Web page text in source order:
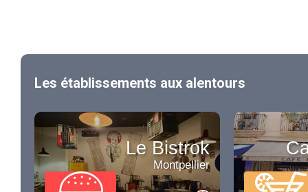
Les établissements aux alentours
Le Bistrok
Montpellier